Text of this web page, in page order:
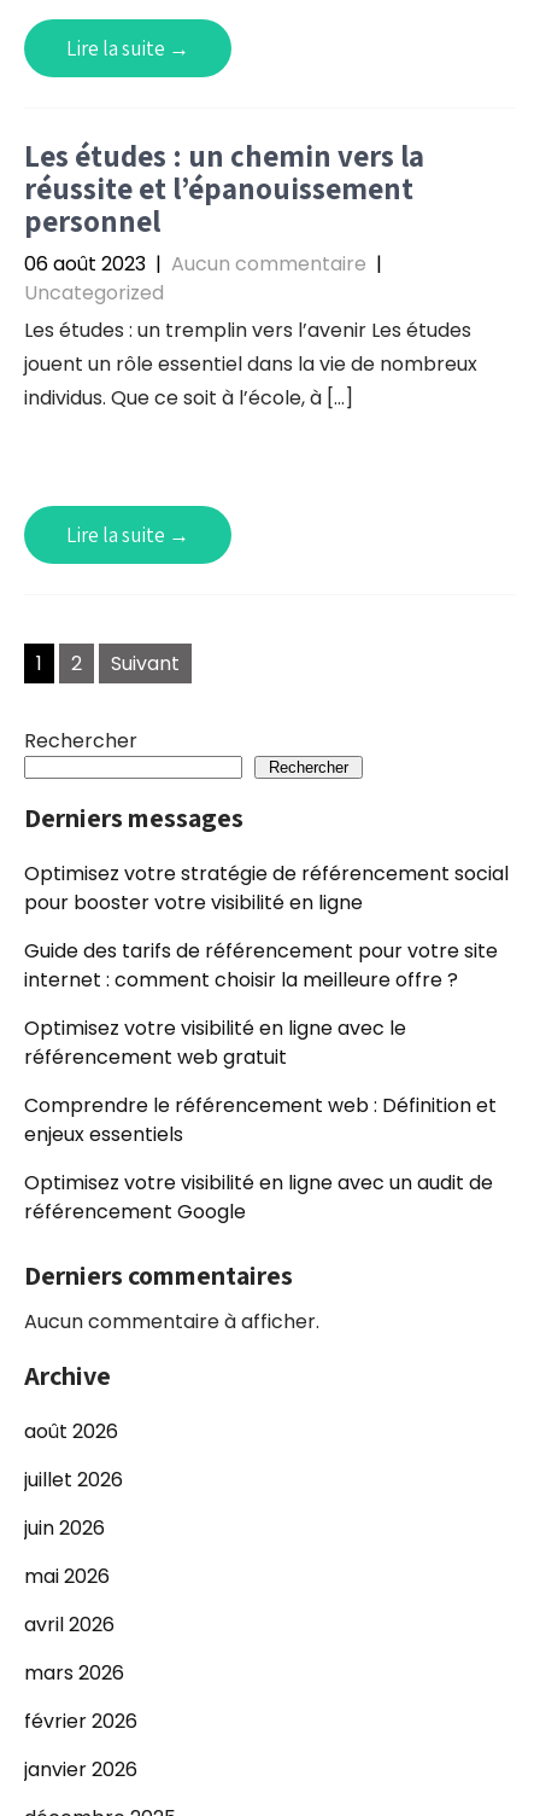
Lire la suite →
Les études : un chemin vers la
réussite et l’épanouissement
personnel
06 août 2023 | Aucun commentaire |
Uncategorized
Les études : un tremplin vers l’avenir Les études
jouent un rôle essentiel dans la vie de nombreux
individus. Que ce soit à l’école, à […]
Lire la suite →
Navigation
des
articles
1 2 Suivant
Rechercher
Rechercher
Derniers messages
Optimisez votre stratégie de référencement social
pour booster votre visibilité en ligne
Guide des tarifs de référencement pour votre site
internet : comment choisir la meilleure offre ?
Optimisez votre visibilité en ligne avec le
référencement web gratuit
Comprendre le référencement web : Définition et
enjeux essentiels
Optimisez votre visibilité en ligne avec un audit de
référencement Google
Derniers commentaires
Aucun commentaire à afficher.
Archive
août 2026
juillet 2026
juin 2026
mai 2026
avril 2026
mars 2026
février 2026
janvier 2026